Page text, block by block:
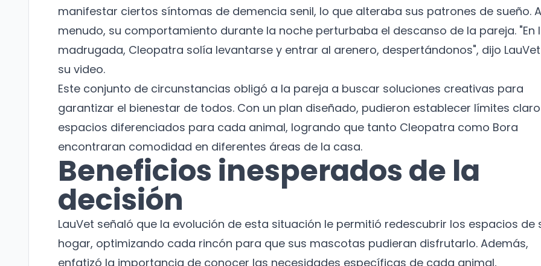
manifestar ciertos síntomas de demencia senil, lo que alteraba sus patrones de sueño. A
menudo, su comportamiento durante la noche perturbaba el descanso de la pareja. "En
madrugada, Cleopatra solía levantarse y entrar al arenero, despertándonos", dijo
su video.
Este conjunto de circunstancias obligó a la pareja a buscar soluciones creativas para
garantizar el bienestar de todos. Con un plan diseñado, pudieron establecer límites
espacios diferenciados para cada animal, logrando que tanto Cleopatra como Bora
encontraran comodidad en diferentes áreas de la casa.
Beneficios inesperados de la
decisión
LauVet señaló que la evolución de esta situación le permitió redescubrir los espacios de
hogar, optimizando cada rincón para que sus mascotas pudieran disfrutarlo. Además,
enfatizó la importancia de conocer las necesidades específicas de cada animal,
Correo electrónico
Cerrar Suscribirme